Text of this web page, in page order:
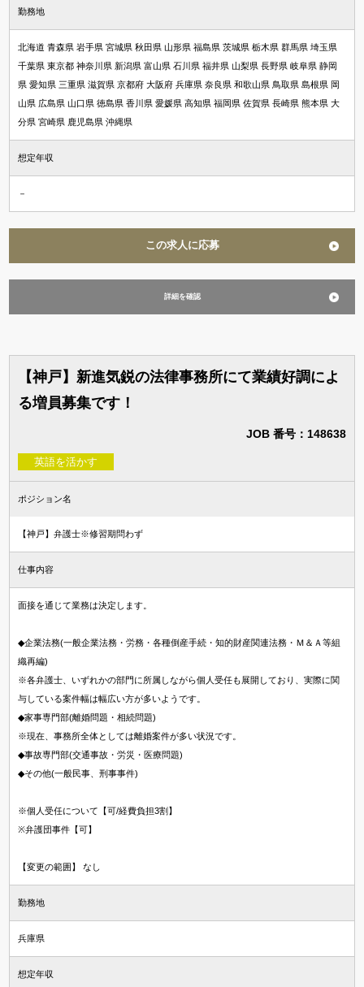
勤務地
北海道 青森県 岩手県 宮城県 秋田県 山形県 福島県 茨城県 栃木県 群馬県 埼玉県
千葉県 東京都 神奈川県 新潟県 富山県 石川県 福井県 山梨県 長野県 岐阜県 静岡
県 愛知県 三重県 滋賀県 京都府 大阪府 兵庫県 奈良県 和歌山県 鳥取県 島根県 岡
山県 広島県 山口県 徳島県 香川県 愛媛県 高知県 福岡県 佐賀県 長崎県 熊本県 大
分県 宮崎県 鹿児島県 沖縄県
想定年収
－
この求人に応募
詳細を確認
【神戸】新進気鋭の法律事務所にて業績好調によ
る増員募集です！
JOB 番号：148638
英語を活かす
ポジション名
【神戸】弁護士※修習期問わず
仕事内容
面接を通じて業務は決定します。
◆企業法務(一般企業法務・労務・各種倒産手続・知的財産関連法務・Ｍ＆Ａ等組
織再編)
※各弁護士、いずれかの部門に所属しながら個人受任も展開しており、実際に関
与している案件幅は幅広い方が多いようです。
◆家事専門部(離婚問題・相続問題)
※現在、事務所全体としては離婚案件が多い状況です。
◆事故専門部(交通事故・労災・医療問題)
◆その他(一般民事、刑事事件)
※個人受任について【可/経費負担3割】
※弁護団事件【可】
【変更の範囲】 なし
勤務地
兵庫県
想定年収